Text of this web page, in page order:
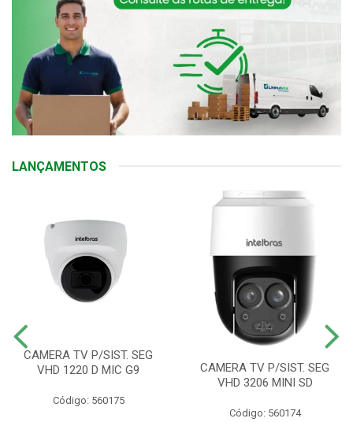
LANÇAMENTOS
CAMERA TV P/SIST. SEG
VHD 1220 D MIC G9
Código: 560175
CAMERA TV P/SIST. SEG
VHD 3206 MINI SD
Código: 560174